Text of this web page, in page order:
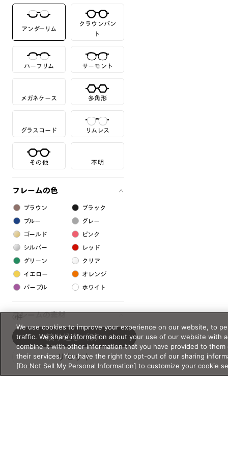
アンダーリム
クラウンパン
ト
ハーフリム サーモント
メガネケース 多角形
グラスコード リムレス
その他 不明
フレームの色
ブラウン ブラック
ブルー グレー
ゴールド ピンク
シルバー レッド
グリーン クリア
イエロー オレンジ
パープル ホワイト
フレームの素材
プラスチック系
樹脂
アセテート
0件
リセット
絞り込む（0）
We use cookies to improve your experience on our website, to
traffic. We share information about your use of our website with
combine it with other information that you have provided to
their services. You have the right to opt-out of our sharing
[Do Not Sell My Personal Information] to customize your cookie